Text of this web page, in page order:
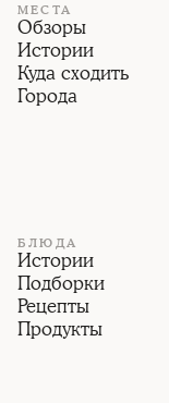
МЕСТА
Обзоры
Истории
Куда сходить
Города
БЛЮДА
Истории
Подборки
Рецепты
Продукты